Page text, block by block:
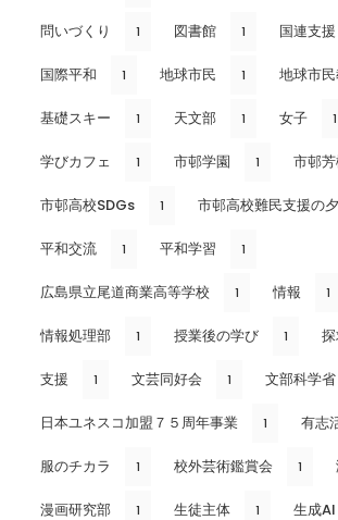
問いづくり 1 図書館 1 国連支援
国際平和 1 地球市民 1 地球市
基礎スキー 1 天文部 1 女子 1
学びカフェ 1 市邨学園 1 市邨
市邨高校SDGs 1 市邨高校難民支援の
平和交流 1 平和学習 1
広島県立尾道商業高等学校 1 情報 1
情報処理部 1 授業後の学び 1
支援 1 文芸同好会 1 文部科学省
日本ユネスコ加盟７５周年事業 1 有志
服のチカラ 1 校外芸術鑑賞会 1
漫画研究部 1 生徒主体 1 生成AI